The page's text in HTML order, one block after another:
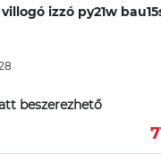
izzó py21w
beszerezhető